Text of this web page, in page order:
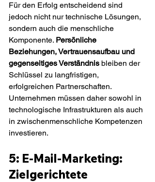
Für den Erfolg entscheidend sind
jedoch nicht nur technische Lösungen,
sondern auch die menschliche
Komponente. Persönliche
Beziehungen, Vertrauensaufbau und
gegenseitiges Verständnis bleiben der
Schlüssel zu langfristigen,
erfolgreichen Partnerschaften.
Unternehmen müssen daher sowohl in
technologische Infrastrukturen als auch
in zwischenmenschliche Kompetenzen
investieren.
5: E-Mail-Marketing:
Zielgerichtete